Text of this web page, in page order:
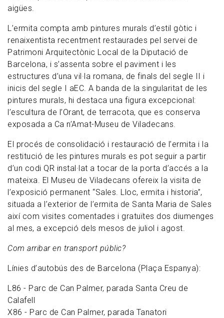
aigües.
L’ermita compta amb pintures murals d’estil gòtic i
renaixentista recentment restaurades pel servei de
Patrimoni Arquitectònic Local de la Diputació de
Barcelona, i s’assenta sobre el paviment i les
estructures d’una vil·la romana, de finals del segle II i
inicis del segle I aEC. A banda de la singularitat de les
pintures murals, hi destaca una figura excepcional:
l’escultura de l’Orant, de terracota, que es conserva
exposada a Ca n’Amat-Museu de Viladecans.
El procés de consolidació i restauració de l’ermita i la
restitució de les pintures murals es pot seguir a partir
d’un codi QR instal·lat a tocar de la porta d’accés a la
mateixa. El Museu de Viladecans ofereix la visita de
l’exposició permanent “Sales. Lloc, ermita i historia”,
situada a l’exterior de l’ermita de Santa Maria de Sales
així com visites comentades i gratuïtes dos diumenges
al mes, a excepció dels mesos de juliol i agost.
Com arribar en transport públic?
Línies d’autobús des de Barcelona (Plaça Espanya):
L86 - Parc de Can Palmer, parada Santa Creu de
Calafell
X86 - Parc de Can Palmer, parada Tanatori